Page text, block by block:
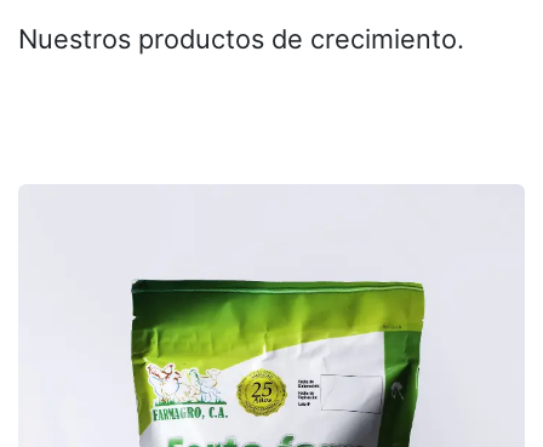
Nuestros productos de crecimiento.